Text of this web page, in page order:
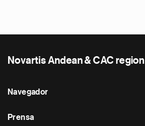
Novartis Andean & CAC region
Navegador
Prensa